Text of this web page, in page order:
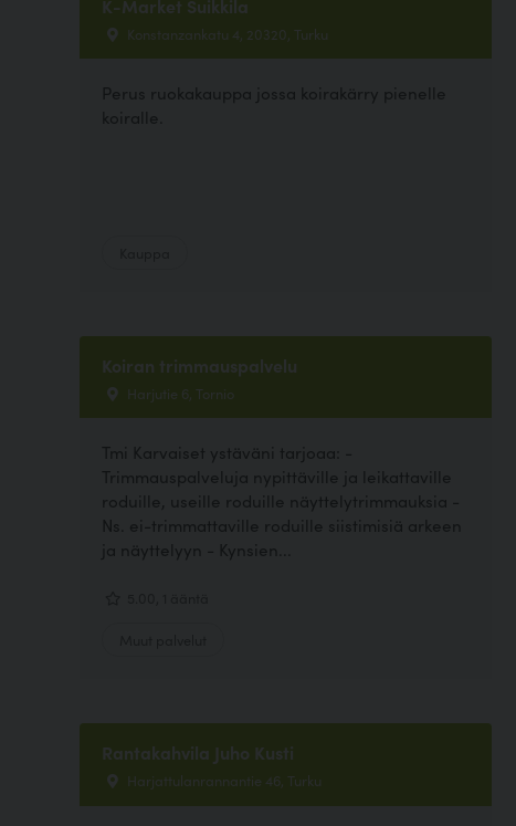
K-Market Suikkila
Konstanzankatu 4, 20320, Turku
Perus ruokakauppa jossa koirakärry pienelle
koiralle.
Koiran trimmauspalvelu
Harjutie 6, Tornio
Tmi Karvaiset ystäväni tarjoaa: -
Trimmauspalveluja nypittäville ja leikattaville
roduille, useille roduille näyttelytrimmauksia -
Ns. ei-trimmattaville roduille siistimisiä arkeen
ja näyttelyyn - Kynsien...
Rantakahvila Juho Kusti
Harjattulanrannantie 46, Turku